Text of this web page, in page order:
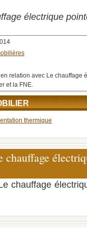
électrique
relation avec Le chauffage
et la FNE.
thermique
chauffage
chauffage